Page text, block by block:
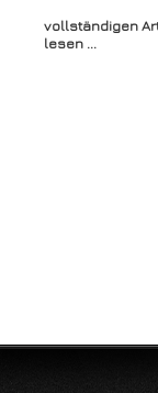
vollständigen
lesen ...